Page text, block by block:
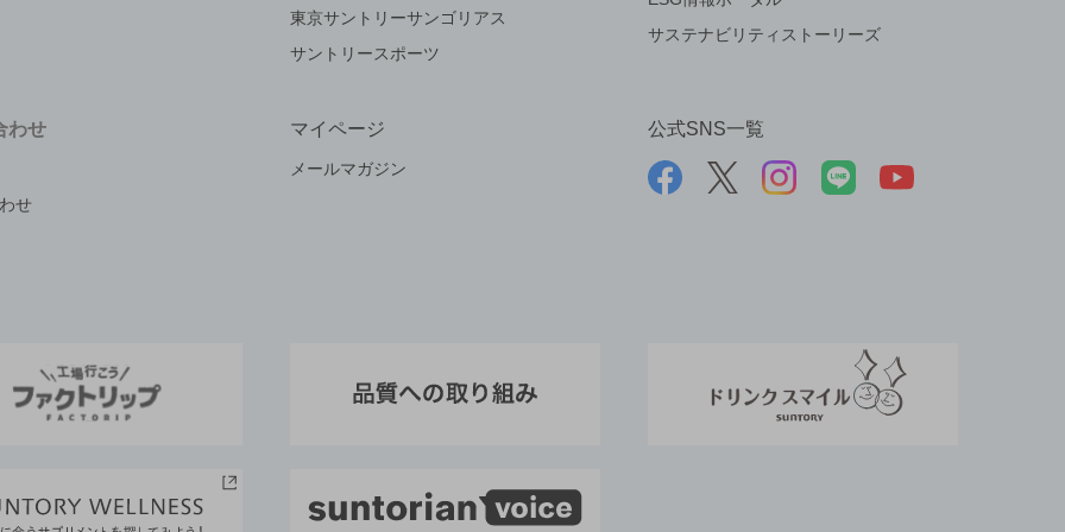
東京サントリーサンゴリアス
サントリースポーツ
サステナビリティストーリーズ
わせ
せ
マイページ
メールマガジン
公式SNS一覧